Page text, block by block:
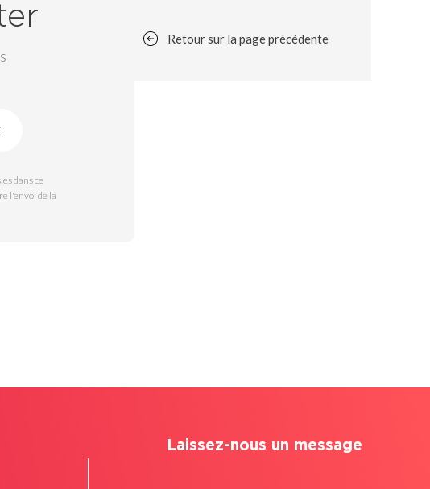
dans ce
l'envoi de la
Retour sur la page précédente
Laissez-nous un message